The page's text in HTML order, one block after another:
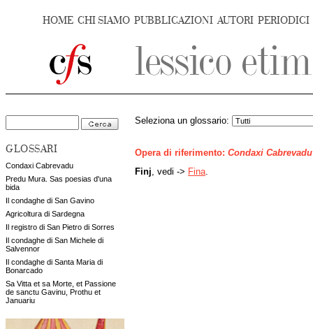
HOME CHI SIAMO PUBBLICAZIONI AUTORI PERIODICI
GLOSSARI
Condaxi Cabrevadu
Predu Mura. Sas poesias d'una
bida
Il condaghe di San Gavino
Agricoltura di Sardegna
Il registro di San Pietro di Sorres
Il condaghe di San Michele di
Salvennor
Il condaghe di Santa Maria di
Bonarcado
Sa Vitta et sa Morte, et Passione
de sanctu Gavinu, Prothu et
Januariu
Seleziona un glossario:
Opera di riferimento: Condaxi Cabrevadu
Finj , vedi -> Fina